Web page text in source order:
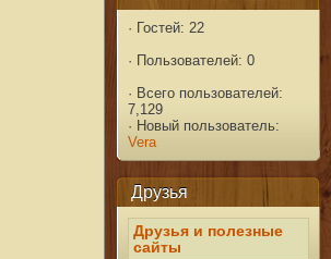
· Гостей: 22
· Пользователей: 0
· Всего пользователей:
7,129
· Новый пользователь:
Vera
Друзья
Друзья и полезные
сайты